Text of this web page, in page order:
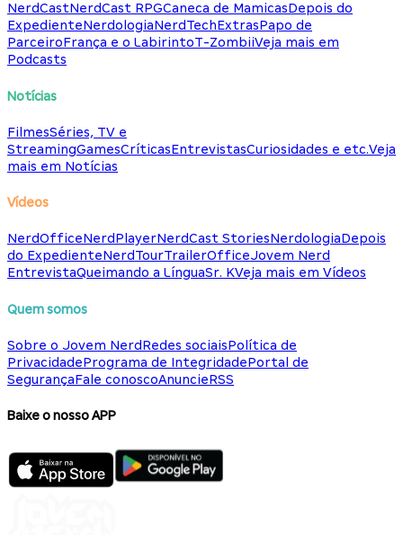
NerdCastNerdCast RPGCaneca de MamicasDepois do
ExpedienteNerdologiaNerdTechExtrasPapo de
ParceiroFrança e o LabirintoT-ZombiiVeja mais em
Podcasts
Notícias
FilmesSéries, TV e
StreamingGamesCríticasEntrevistasCuriosidades e etc.Veja
mais em Notícias
Vídeos
NerdOfficeNerdPlayerNerdCast StoriesNerdologiaDepois
do ExpedienteNerdTourTrailerOfficeJovem Nerd
EntrevistaQueimando a LínguaSr. KVeja mais em Vídeos
Quem somos
Sobre o Jovem NerdRedes sociaisPolítica de
PrivacidadePrograma de IntegridadePortal de
SegurançaFale conoscoAnuncieRSS
Baixe o nosso APP